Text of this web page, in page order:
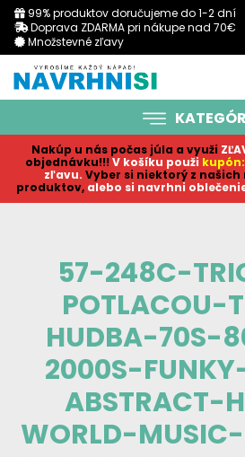
99% produktov doručujeme do 1-2 dní
Doprava ZDARMA pri nákupe nad 70€
Množstevné zľavy
Nakúp u nás počas júla a využi
objednávku!!! V košíku použi
zľavu. Vyber si niektorý z
produktov, alebo si navrhni
57-248C-
POTLACOU-
HUDBA-70S-
2000S-
ABSTRACT-
WORLD-